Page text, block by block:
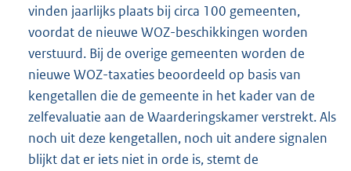
vinden jaarlijks plaats bij circa 100 gemeenten,
voordat de nieuwe WOZ-beschikkingen worden
verstuurd. Bij de overige gemeenten worden de
nieuwe WOZ-taxaties beoordeeld op basis van
kengetallen die de gemeente in het kader van de
zelfevaluatie aan de Waarderingskamer verstrekt. Als
noch uit deze kengetallen, noch uit andere signalen
blijkt dat er iets niet in orde is, stemt de